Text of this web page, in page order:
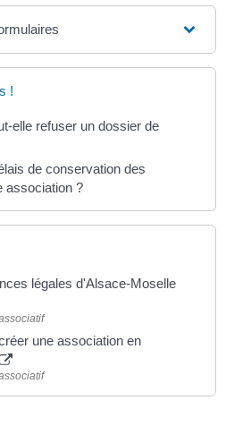
!
elle refuser un dossier de
de conservation des
association ?
légales d'Alsace-Moselle
une association en